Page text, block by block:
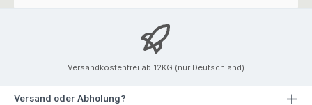
Versandkostenfrei ab 12KG (nur Deutschland)
Versand oder Abholung?